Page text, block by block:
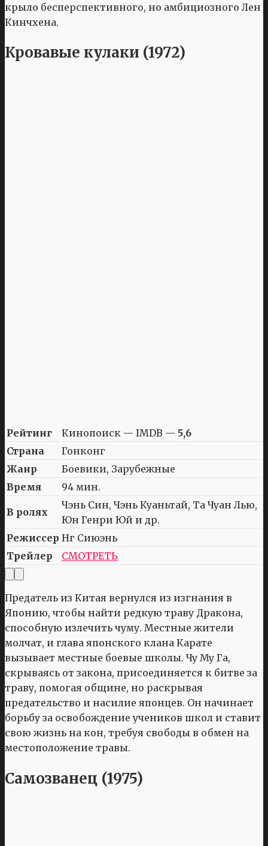
крыло бесперспективного, но амбициозного Лен
Кинчхена.
Кровавые кулаки (1972)
Рейтинг Кинопоиск — IMDB — 5,6
Страна
Гонконг
Жанр
Боевики, Зарубежные
Время
94 мин.
В ролях
Чэнь Син, Чэнь Куаньтай, Та Чуан Лью,
Юн Генри Юй и др.
Режиссер Нг Сиюэнь
Трейлер
СМОТРЕТЬ
Предатель из Китая вернулся из изгнания в
Японию, чтобы найти редкую траву Дракона,
способную излечить чуму. Местные жители
молчат, и глава японского клана Карате
вызывает местные боевые школы. Чу Му Га,
скрываясь от закона, присоединяется к битве за
траву, помогая общине, но раскрывая
предательство и насилие японцев. Он начинает
борьбу за освобождение учеников школ и ставит
свою жизнь на кон, требуя свободы в обмен на
местоположение травы.
Самозванец (1975)